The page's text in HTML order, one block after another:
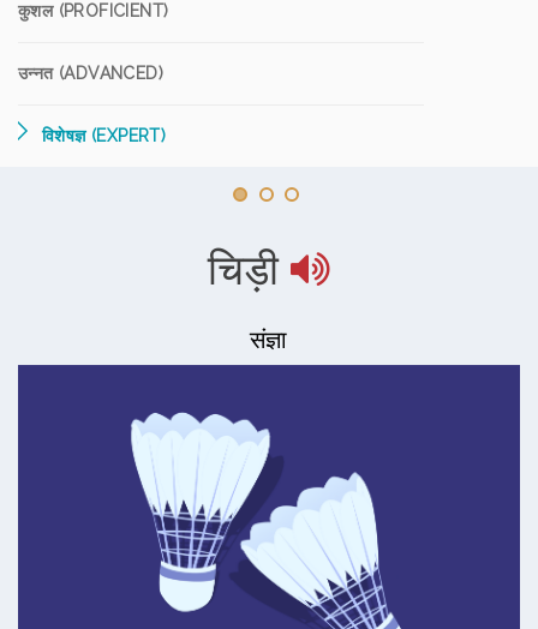
कुशल (PROFICIENT)
उन्नत (ADVANCED)
विशेषज्ञ (EXPERT)
चिड़ी
संज्ञा